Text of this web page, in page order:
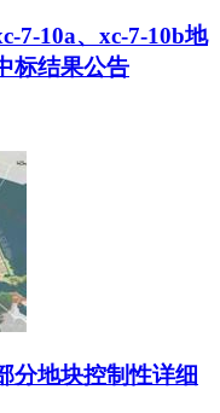
7-10a、xc-7-10b地
标结果公告
分地块控制性详细